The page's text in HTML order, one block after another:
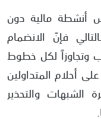
أنشطة مالية دون
فإنّ الانضمام
وتجاوزاً لكل خطوط
أحلام المتداولين
الشبهات والتحذير